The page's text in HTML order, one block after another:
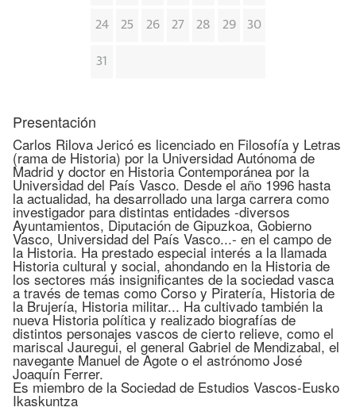
24 25 26 27 28 29 30
31
Presentación
Carlos Rilova Jericó es licenciado en Filosofía y Letras
(rama de Historia) por la Universidad Autónoma de
Madrid y doctor en Historia Contemporánea por la
Universidad del País Vasco. Desde el año 1996 hasta
la actualidad, ha desarrollado una larga carrera como
investigador para distintas entidades -diversos
Ayuntamientos, Diputación de Gipuzkoa, Gobierno
Vasco, Universidad del País Vasco...- en el campo de
la Historia. Ha prestado especial interés a la llamada
Historia cultural y social, ahondando en la Historia de
los sectores más insignificantes de la sociedad vasca
a través de temas como Corso y Piratería, Historia de
la Brujería, Historia militar... Ha cultivado también la
nueva Historia política y realizado biografías de
distintos personajes vascos de cierto relieve, como el
mariscal Jauregui, el general Gabriel de Mendizabal, el
navegante Manuel de Agote o el astrónomo José
Joaquín Ferrer.
Es miembro de la Sociedad de Estudios Vascos-Eusko
Ikaskuntza